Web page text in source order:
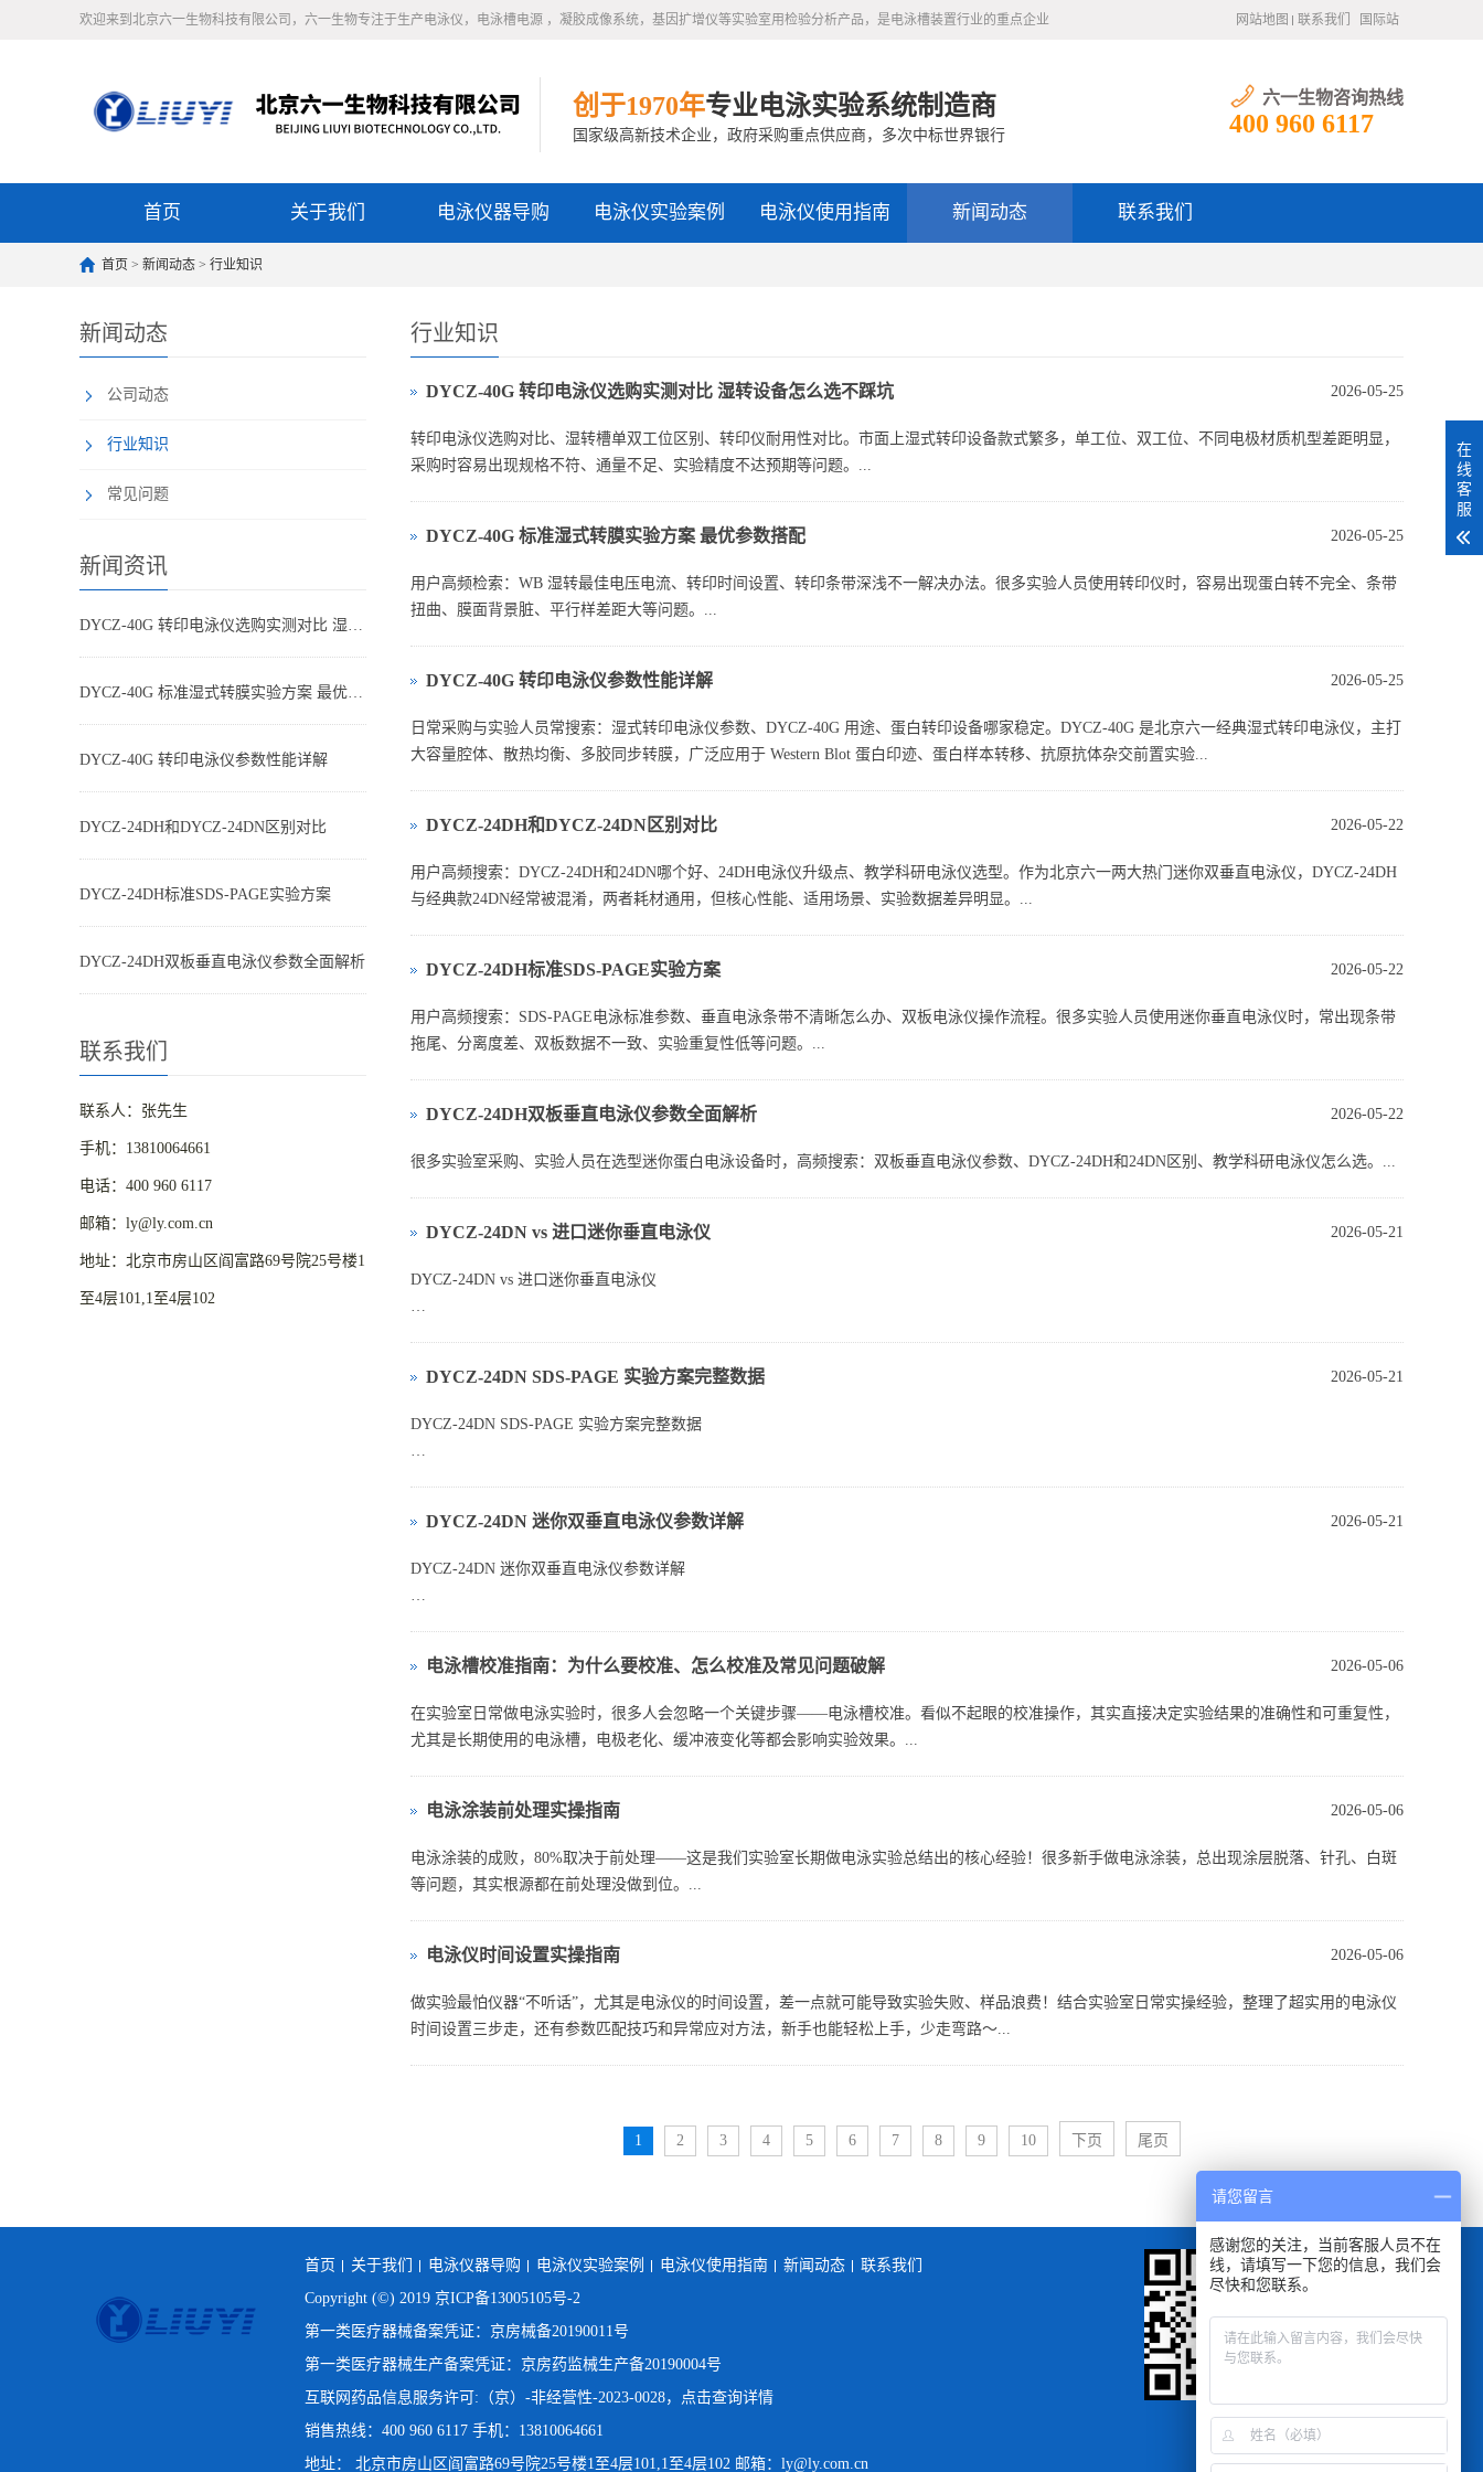
欢迎来到北京六一生物科技有限公司，六一生物专注于生产电泳仪，电泳槽电源 ，凝胶成像系统，基因扩增仪等实验室用检验分析产品，是电泳槽装置行业的重点企业 网站地图 联系我们 国际站
创于1970年专业电泳实验系统制造商
国家级高新技术企业，政府采购重点供应商，多次中标世界银行
六一生物咨询热线
400 960 6117
首页 关于我们 电泳仪器导购 电泳仪实验案例 电泳仪使用指南 新闻动态 联系我们
首页 > 新闻动态 > 行业知识
新闻动态
公司动态
行业知识
常见问题
新闻资讯
DYCZ-40G 转印电泳仪选购实测对比 湿转设备怎么选不踩坑
DYCZ-40G 标准湿式转膜实验方案 最优参数搭配
DYCZ-40G 转印电泳仪参数性能详解
DYCZ-24DH和DYCZ-24DN区别对比
DYCZ-24DH标准SDS-PAGE实验方案
DYCZ-24DH双板垂直电泳仪参数全面解析
联系我们
联系人：张先生
手机：13810064661
电话：400 960 6117
邮箱：ly@ly.com.cn
地址：北京市房山区阎富路69号院25号楼1
至4层101,1至4层102
行业知识
2026-05-25
DYCZ-40G 转印电泳仪选购实测对比 湿转设备怎么选不踩坑
转印电泳仪选购对比、湿转槽单双工位区别、转印仪耐用性对比。市面上湿式转印设备款式繁多，单工位、双工位、不同电极材质机型差距明显，
采购时容易出现规格不符、通量不足、实验精度不达预期等问题。...
2026-05-25
DYCZ-40G 标准湿式转膜实验方案 最优参数搭配
用户高频检索：WB 湿转最佳电压电流、转印时间设置、转印条带深浅不一解决办法。很多实验人员使用转印仪时，容易出现蛋白转不完全、条带
扭曲、膜面背景脏、平行样差距大等问题。...
2026-05-25
DYCZ-40G 转印电泳仪参数性能详解
日常采购与实验人员常搜索：湿式转印电泳仪参数、DYCZ-40G 用途、蛋白转印设备哪家稳定。DYCZ-40G 是北京六一经典湿式转印电泳仪，主打
大容量腔体、散热均衡、多胶同步转膜，广泛应用于 Western Blot 蛋白印迹、蛋白样本转移、抗原抗体杂交前置实验...
2026-05-22
DYCZ-24DH和DYCZ-24DN区别对比
用户高频搜索：DYCZ-24DH和24DN哪个好、24DH电泳仪升级点、教学科研电泳仪选型。作为北京六一两大热门迷你双垂直电泳仪，DYCZ-24DH
与经典款24DN经常被混淆，两者耗材通用，但核心性能、适用场景、实验数据差异明显。...
2026-05-22
DYCZ-24DH标准SDS-PAGE实验方案
用户高频搜索：SDS-PAGE电泳标准参数、垂直电泳条带不清晰怎么办、双板电泳仪操作流程。很多实验人员使用迷你垂直电泳仪时，常出现条带
拖尾、分离度差、双板数据不一致、实验重复性低等问题。...
2026-05-22
DYCZ-24DH双板垂直电泳仪参数全面解析
很多实验室采购、实验人员在选型迷你蛋白电泳设备时，高频搜索：双板垂直电泳仪参数、DYCZ-24DH和24DN区别、教学科研电泳仪怎么选。...
2026-05-21
DYCZ‑24DN vs 进口迷你垂直电泳仪
DYCZ‑24DN vs 进口迷你垂直电泳仪
很多实验室纠结：
2026-05-21
DYCZ‑24DN SDS‑PAGE 实验方案完整数据
DYCZ‑24DN SDS‑PAGE 实验方案完整数据
用 DYCZ‑24DN 迷你双垂直电泳仪进行蛋白 SDS‑PAGE 分离，考察条带清晰度、分辨率、重复性，给出可直接套用的参数。
2026-05-21
DYCZ‑24DN 迷你双垂直电泳仪参数详解
DYCZ‑24DN 迷你双垂直电泳仪参数详解
DYCZ‑24DN 是北京六一经典迷你双垂直电泳仪，主打小型化、双板并行、高分辨率、安全防漏，特别适合高校教学、小型科研、WB 前级分
离。...
2026-05-06
电泳槽校准指南：为什么要校准、怎么校准及常见问题破解
在实验室日常做电泳实验时，很多人会忽略一个关键步骤——电泳槽校准。看似不起眼的校准操作，其实直接决定实验结果的准确性和可重复性，
尤其是长期使用的电泳槽，电极老化、缓冲液变化等都会影响实验效果。...
2026-05-06
电泳涂装前处理实操指南
电泳涂装的成败，80%取决于前处理——这是我们实验室长期做电泳实验总结出的核心经验！很多新手做电泳涂装，总出现涂层脱落、针孔、白斑
等问题，其实根源都在前处理没做到位。...
2026-05-06
电泳仪时间设置实操指南
做实验最怕仪器“不听话”，尤其是电泳仪的时间设置，差一点就可能导致实验失败、样品浪费！结合实验室日常实操经验，整理了超实用的电泳仪
时间设置三步走，还有参数匹配技巧和异常应对方法，新手也能轻松上手，少走弯路～...
1 2 3 4 5 6 7 8 9 10 下页 尾页
首页 关于我们 电泳仪器导购 电泳仪实验案例 电泳仪使用指南 新闻动态
联系我们
Copyright (©) 2019 京ICP备13005105号-2
第一类医疗器械备案凭证：京房械备20190011号
第一类医疗器械生产备案凭证：京房药监械生产备20190004号
互联网药品信息服务许可:（京）-非经营性-2023-0028，点击查询详情
销售热线：400 960 6117 手机：13810064661
地址： 北京市房山区阎富路69号院25号楼1至4层101,1至4层102 邮箱：ly@ly.com.cn
手机浏览查看
在
线
客
服
请您留言
感谢您的关注，当前客服人员不在
线，请填写一下您的信息，我们会
尽快和您联系。